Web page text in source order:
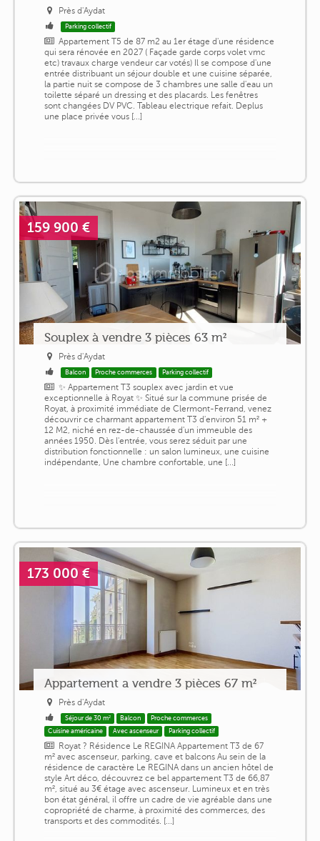
Près d'Aydat
Parking collectif
Appartement T5 de 87 m2 au 1er étage d'une résidence
qui sera rénovée en 2027 ( Façade garde corps volet vmc
etc) travaux charge vendeur car votés) Il se compose d'une
entrée distribuant un séjour double et une cuisine séparée,
la partie nuit se compose de 3 chambres une salle d'eau un
toilette séparé un dressing et des placards. Les fenêtres
sont changées DV PVC. Tableau electrique refait. Deplus
une place privée vous [...]
159 900 €
Souplex à vendre 3 pièces 63 m²
Près d'Aydat
Balcon Proche commerces Parking collectif
✨ Appartement T3 souplex avec jardin et vue
exceptionnelle à Royat ✨ Situé sur la commune prisée de
Royat, à proximité immédiate de Clermont-Ferrand, venez
découvrir ce charmant appartement T3 d'environ 51 m² +
12 M2, niché en rez-de-chaussée d'un immeuble des
années 1950. Dès l'entrée, vous serez séduit par une
distribution fonctionnelle : un salon lumineux, une cuisine
indépendante, Une chambre confortable, une [...]
173 000 €
Appartement a vendre 3 pièces 67 m²
Près d'Aydat
Séjour de 30 m² Balcon
Proche commerces
Cuisine américaine
Avec ascenseur Parking collectif
Royat ? Résidence Le REGINA Appartement T3 de 67
m² avec ascenseur, parking, cave et balcons Au sein de la
résidence de caractère Le REGINA dans un ancien hôtel de
style Art déco, découvrez ce bel appartement T3 de 66,87
m², situé au 3€ étage avec ascenseur. Lumineux et en très
bon état général, il offre un cadre de vie agréable dans une
copropriété de charme, à proximité des commerces, des
transports et des commodités. [...]